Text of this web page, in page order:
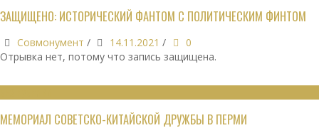
ЗАЩИЩЕНО: ИСТОРИЧЕСКИЙ ФАНТОМ С ПОЛИТИЧЕСКИМ ФИНТОМ
Совмонумент / 14.11.2021 /
0
Отрывка нет, потому что запись защищена.
МЕМОРИАЛ СОВЕТСКО-КИТАЙСКОЙ ДРУЖБЫ В ПЕРМИ